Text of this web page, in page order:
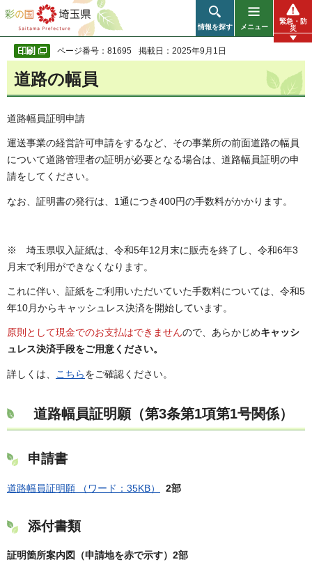
彩の国 埼玉県
情報を探す メニュー
緊急・防
災
ページ番号：81695 掲載日：2025年9月1日
道路の幅員
道路幅員証明申請
運送事業の経営許可申請をするなど、その事業所の前面道路の幅員
について道路管理者の証明が必要となる場合は、道路幅員証明の申
請をしてください。
なお、証明書の発行は、1通につき400円の手数料がかかります。
※ 埼玉県収入証紙は、令和5年12月末に販売を終了し、令和6年3
月末で利用ができなくなります。
これに伴い、証紙をご利用いただいていた手数料については、令和5
年10月からキャッシュレス決済を開始しています。
原則として現金でのお支払はできませんので、あらかじめキャッシ
ュレス決済手段をご用意ください。
詳しくは、 こちらをご確認ください。
道路幅員証明願（第3条第1項第1号関係）
申請書
道路幅員証明願 （ワード：35KB） 2部
添付書類
証明箇所案内図 （申請地を赤で示す）2部